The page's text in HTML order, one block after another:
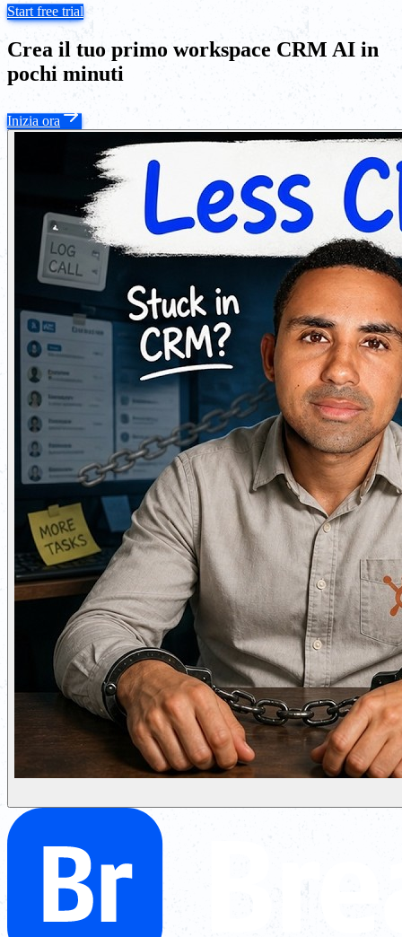
Start free trial
Crea il tuo primo workspace CRM AI in
pochi minuti
Inizia ora